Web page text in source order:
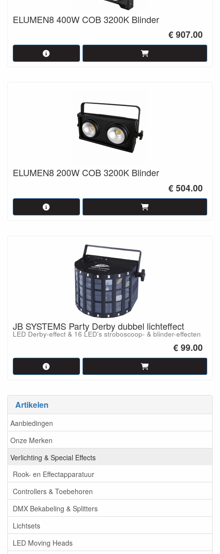
Artikelen
Aanbiedingen
Onze Merken
Verlichting & Special Effects
Rook- en Effectapparatuur
Controllers & Toebehoren
DMX Bekabeling & Splitters
Lichtsets
LED Moving Heads
ELUMEN8 400W COB 3200K Blinder
€ 907.00
ELUMEN8 200W COB 3200K Blinder
€ 504.00
JB SYSTEMS Party Derby dubbel lichteffect
LED Derby-effect & 16 LED's stroboscoop- & blinder-effecten
€ 99.00